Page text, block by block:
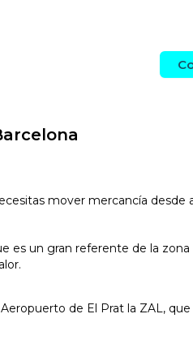
mover mercancía
es un gran referente de la
de El Prat la ZAL,